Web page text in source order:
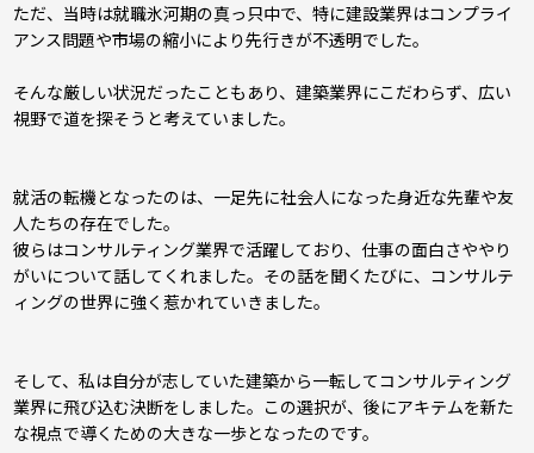
ただ、当時は就職氷河期の真っ只中で、特に建設業界はコンプライ
アンス問題や市場の縮小により先行きが不透明でした。
そんな厳しい状況だったこともあり、建築業界にこだわらず、広い
視野で道を探そうと考えていました。
就活の転機となったのは、一足先に社会人になった身近な先輩や友
人たちの存在でした。
彼らはコンサルティング業界で活躍しており、仕事の面白さややり
がいについて話してくれました。その話を聞くたびに、コンサルテ
ィングの世界に強く惹かれていきました。
そして、私は自分が志していた建築から一転してコンサルティング
業界に飛び込む決断をしました。この選択が、後にアキテムを新た
な視点で導くための大きな一歩となったのです。